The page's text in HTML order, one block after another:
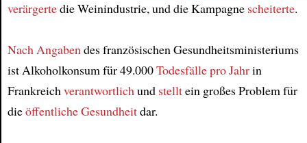
verärgertedie Weinindustrie, und die Kampagne scheiterte.
Nach Angabendes französischen Gesundheitsministeriums
ist Alkoholkonsum für 49.000Todesfälle pro Jahrin
Frankreichverantwortlichund stelltein großes Problem für
dieöffentliche Gesundheitdar.